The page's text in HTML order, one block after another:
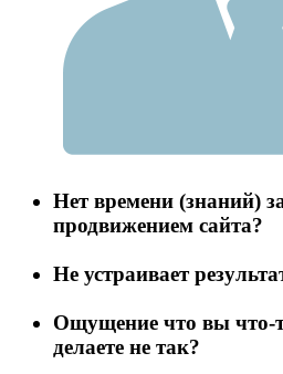
Нет времени (знаний)
продвижением сайта?
Не устраивает
Ощущение что вы что-
делаете не так?